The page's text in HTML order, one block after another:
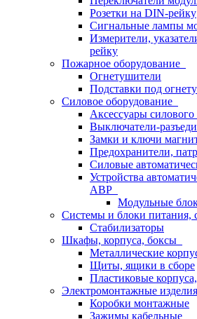
Розетки на DIN-рейку
Сигнальные лампы
Измерители,
рейку
Пожарное оборудование
Огнетушители
Подставки под
Силовое оборудование
Аксессуары
Выключатели-
Замки и ключи
Предохранители,
Силовые
Устройства
АВР
Модульные
Системы и блоки питания,
Стабилизаторы
Шкафы, корпуса, боксы
Металлические
Щиты, ящики в сборе
Пластиковые
Электромонтажные изделия
Коробки монтажные
Зажимы кабельные